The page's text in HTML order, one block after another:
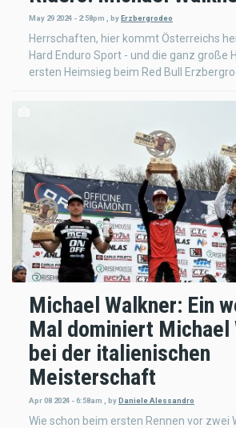
May 29 2024 - 2:58pm byErzbergrodeo
Herrschaften, hier kommt Österreichs
Hard Enduro Sport - und die ganz große
ersten Heimsieg beim Red Bull
Michael Walkner: Ein
Mal dominiert Michael
bei der italienischen
Meisterschaft
Apr 08 2024 - 6:58am byDaniele Alessandro
Wie schon beim ersten Rennen vor zwei